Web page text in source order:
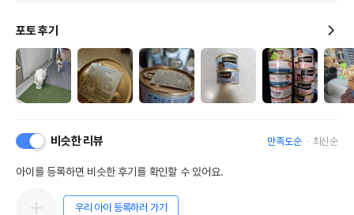
포토 후기
비슷한 리뷰 만족도순 최신순
아이를 등록하면 비슷한 후기를 확인할 수 있어요.
우리 아이 등록하러 가기